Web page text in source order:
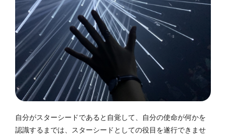
自分がスターシードであると自覚して、自分の使命が何かを
認識するまでは、スターシードとしての役目を遂行できませ